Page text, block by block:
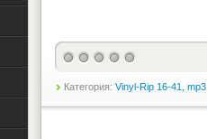
Категория: Vinyl-Rip 16-41, mp3